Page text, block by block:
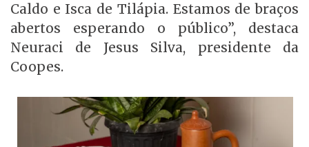
Caldo e Isca de Tilápia. Estamos de braços
abertos esperando o público”, destaca
Neuraci de Jesus Silva, presidente da
Coopes.